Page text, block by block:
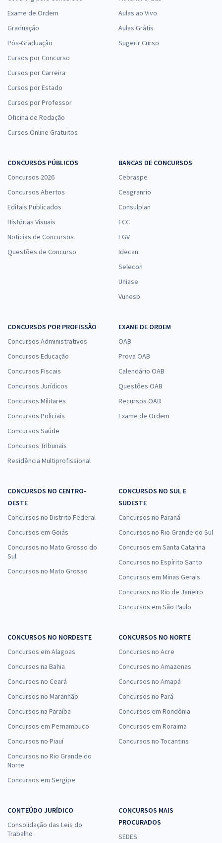
Exame de Ordem
Graduação
Pós-Graduação
Cursos por Concurso
Cursos por Carreira
Cursos por Estado
Cursos por Professor
Oficina de Redação
Cursos Online Gratuitos
Aulas ao Vivo
Aulas Grátis
Sugerir Curso
CONCURSOS PÚBLICOS
Concursos 2026
Concursos Abertos
Editais Publicados
Histórias Visuais
Notícias de Concursos
Questões de Concurso
BANCAS DE CONCURSOS
Cebraspe
Cesgranrio
Consulplan
FCC
FGV
Idecan
Selecon
Uniase
Vunesp
CONCURSOS POR PROFISSÃO
Concursos Administrativos
Concursos Educação
Concursos Fiscais
Concursos Jurídicos
Concursos Militares
Concursos Policiais
Concursos Saúde
Concursos Tribunais
Residência Multiprofissional
EXAME DE ORDEM
OAB
Prova OAB
Calendário OAB
Questões OAB
Recursos OAB
Exame de Ordem
CONCURSOS NO CENTRO-
OESTE
Concursos no Distrito Federal
Concursos em Goiás
Concursos no Mato Grosso do
Sul
Concursos no Mato Grosso
CONCURSOS NO SUL E
SUDESTE
Concursos no Paraná
Concursos no Rio Grande do Sul
Concursos em Santa Catarina
Concursos no Espírito Santo
Concursos em Minas Gerais
Concursos no Rio de Janeiro
Concursos em São Paulo
CONCURSOS NO NORDESTE
Concursos em Alagoas
Concursos na Bahia
Concursos no Ceará
Concursos no Maranhão
Concursos na Paraíba
Concursos em Pernambuco
Concursos no Piauí
Concursos no Rio Grande do
Norte
Concursos em Sergipe
CONCURSOS NO NORTE
Concursos no Acre
Concursos no Amazonas
Concursos no Amapá
Concursos no Pará
Concursos em Rondônia
Concursos em Roraima
Concursos no Tocantins
CONTEÚDO JURÍDICO
Consolidação das Leis do
Trabalho
CONCURSOS MAIS
PROCURADOS
SEDES